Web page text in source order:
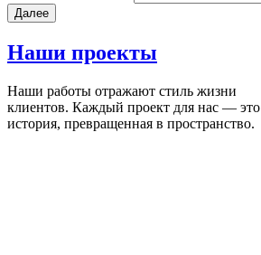
Наши проекты
Наши работы отражают стиль жизни
клиентов. Каждый проект для нас — это
история, превращенная в пространство.